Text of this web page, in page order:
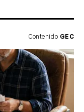
Contenido GEC